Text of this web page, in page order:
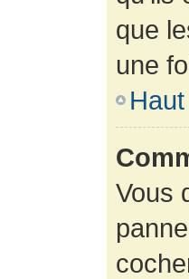
que
une
Haut
Vous